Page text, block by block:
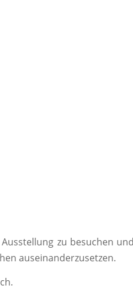
zu besuchen
auseinanderzusetzen.